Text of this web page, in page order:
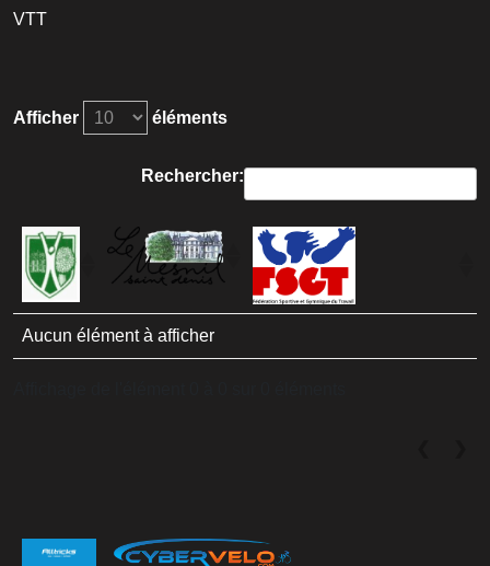
VTT
Afficher éléments
Rechercher:
Aucun élément à afficher